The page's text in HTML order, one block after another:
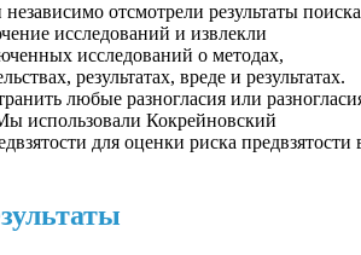
отсмотрели результаты
исследований и извлекли
исследований о методах,
результатах, вреде и результатах.
любые разногласия или
использовали Кокрейновский
для оценки риска предвзятости